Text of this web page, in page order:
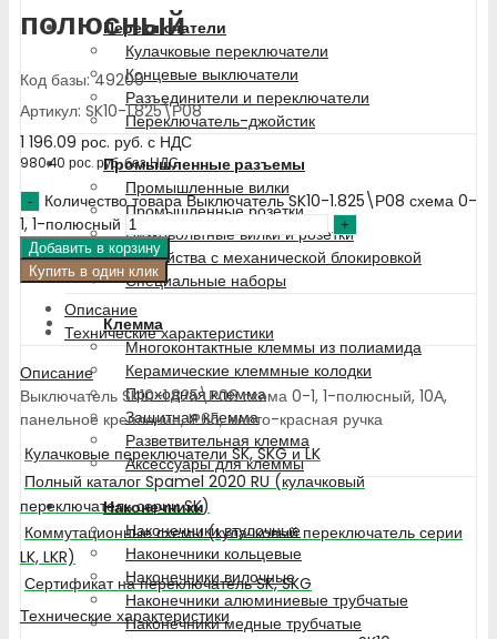
Переключатели
Кулачковые переключатели
Концевые выключатели
Разъединители и переключатели
Переключатель-джойстик
Промышленные разъемы
Промышленные вилки
Промышленные розетки
Низковольтные вилки и розетки
Устройства с механической блокировкой
Специальные наборы
Клемма
Многоконтактные клеммы из полиамида
Керамические клеммные колодки
Проходная клемма
Защитная клемма
Разветвительная клемма
Аксессуары для клеммы
Наконечники
Наконечники втулочные
Наконечники кольцевые
Наконечники вилочные
Наконечники алюминиевые трубчатые
Наконечники медные трубчатые
полюсный
Код базы: 49200
Артикул: SK10-1.825\Р08
1 196.09 рос. руб. с НДС
980.40 рос. руб.без НДС
Количество товара Выключатель SK10-1.825\Р08 схема 0-
1, 1-полюсный
Добавить в корзину
Купить в один клик
Описание
Технические характеристики
Описание
Выключатель SK10-1.825\Р08 схема 0-1, 1-полюсный, 10А,
панельное крепление, IP65, желто-красная ручка
Кулачковые переключатели SK, SKG и LK
Полный каталог Spamel 2020 RU (кулачковый
переключатель серии SK)
Коммутационные схемы (кулачковый переключатель серии
LK, LKR)
Сертификат на переключатель SK, SKG
Технические характеристики